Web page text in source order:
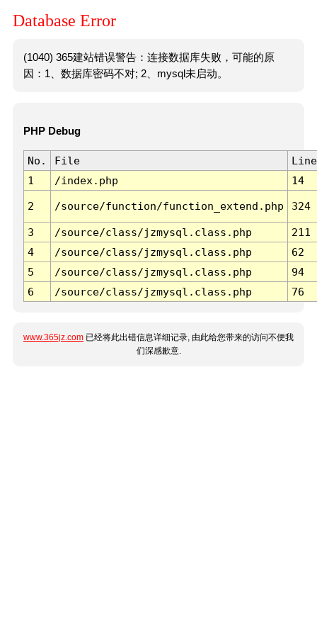
Database Error
(1040) 365建站错误警告：连接数据库失败，可能的原
因：1、数据库密码不对; 2、mysql未启动。
PHP Debug
No. File
Line
1
/index.php 14
2 /source/function/function_extend.php 324
3 /source/class/jzmysql.class.php
211
4
/source/class/jzmysql.class.php
62
5
/source/class/jzmysql.class.php
94
6
/source/class/jzmysql.class.php 76
www.365jz.com 已经将此出错信息详细记录, 由此给您带来的访问不便我
们深感歉意.